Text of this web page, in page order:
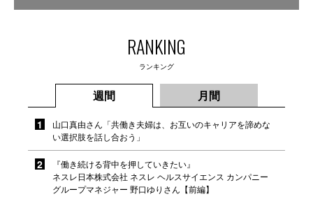
RANKING
ランキング
週間 月間
山口真由さん「共働き夫婦は、お互いのキャリアを諦めな
い選択肢を話し合おう」
『働き続ける背中を押していきたい』
ネスレ日本株式会社 ネスレ ヘルスサイエンス カンパニー
グループマネジャー 野口ゆりさん【前編】